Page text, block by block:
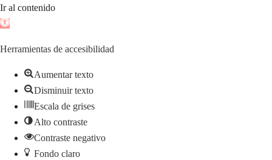
Ir al contenido
Abrir
de
herramientas
Herramientas de accesibilidad
Aumentar texto
Disminuir texto
Escala de grises
Alto contraste
Contraste negativo
Fondo claro